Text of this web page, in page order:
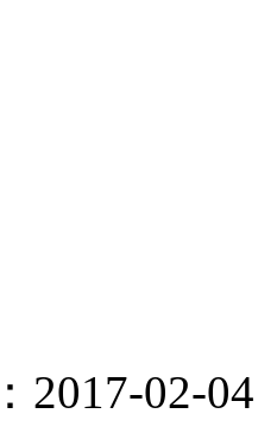
2017-02-04